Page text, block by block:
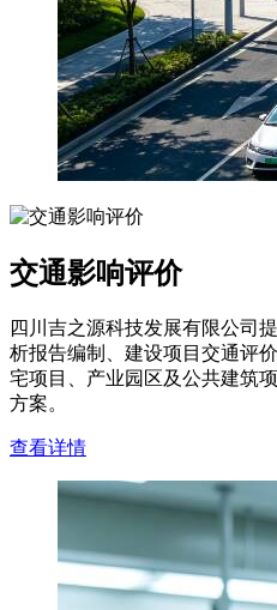
交通影响评价
四川吉之源科技发展有限公司
析报告编制、建设项目交通评
宅项目、产业园区及公共建筑
方案。
查看详情